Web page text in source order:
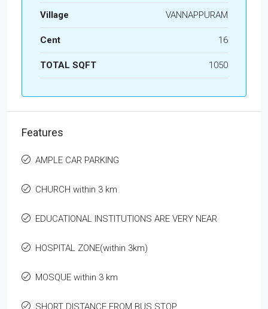
Village VANNAPPURAM
Cent 16
TOTAL SQFT 1050
Features
AMPLE CAR PARKING
CHURCH within 3 km
EDUCATIONAL INSTITUTIONS ARE VERY NEAR
HOSPITAL ZONE(within 3km)
MOSQUE within 3 km
SHORT DISTANCE FROM BUS STOP